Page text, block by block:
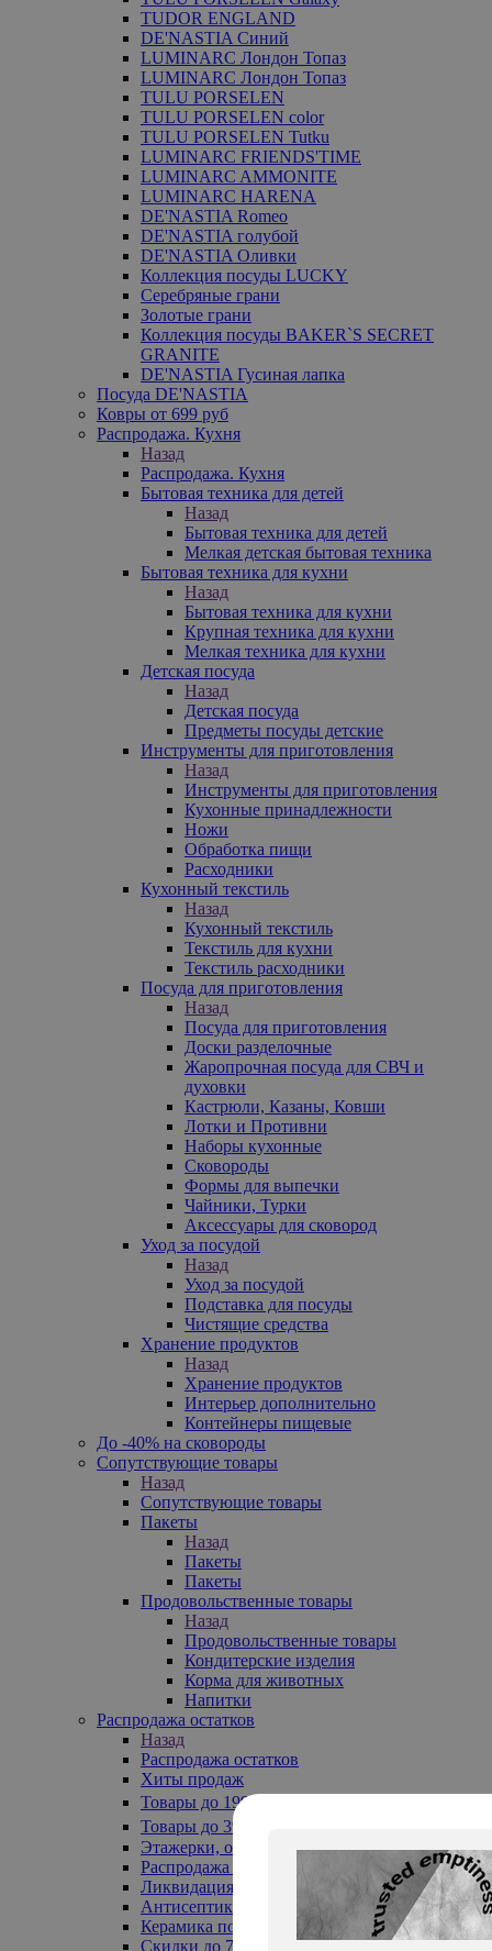
TUDOR ENGLAND
DE'NASTIA Синий
LUMINARC Лондон Топаз
LUMINARC Лондон Топаз
TULU PORSELEN
TULU PORSELEN color
TULU PORSELEN Tutku
LUMINARC FRIENDS'TIME
LUMINARC AMMONITE
LUMINARC HARENA
DE'NASTIA Romeo
DE'NASTIA голубой
DE'NASTIA Оливки
Коллекция посуды LUCKY
Серебряные грани
Золотые грани
Коллекция посуды BAKER`S SECRET
GRANITE
DE'NASTIA Гусиная лапка
Посуда DE'NASTIA
Ковры от 699 руб
Распродажа. Кухня
Назад
Распродажа. Кухня
Бытовая техника для детей
Назад
Бытовая техника для детей
Мелкая детская бытовая техника
Бытовая техника для кухни
Назад
Бытовая техника для кухни
Крупная техника для кухни
Мелкая техника для кухни
Детская посуда
Назад
Детская посуда
Предметы посуды детские
Инструменты для приготовления
Назад
Инструменты для приготовления
Кухонные принадлежности
Ножи
Обработка пищи
Расходники
Кухонный текстиль
Назад
Кухонный текстиль
Текстиль для кухни
Текстиль расходники
Посуда для приготовления
Назад
Посуда для приготовления
Доски разделочные
Жаропрочная посуда для СВЧ и
духовки
Кастрюли, Казаны, Ковши
Лотки и Противни
Наборы кухонные
Сковороды
Формы для выпечки
Чайники, Турки
Аксессуары для сковород
Уход за посудой
Назад
Уход за посудой
Подставка для посуды
Чистящие средства
Хранение продуктов
Назад
Хранение продуктов
Интерьер дополнительно
Контейнеры пищевые
До -40% на сковороды
Сопутствующие товары
Назад
Сопутствующие товары
Пакеты
Назад
Пакеты
Пакеты
Продовольственные товары
Назад
Продовольственные товары
Кондитерские изделия
Корма для животных
Напитки
Распродажа остатков
Назад
Распродажа остатков
Хиты продаж
Товары до 199₽
Товары до 399₽
Этажерки, обувницы
Распродажа текстиля до -50%
Ликвидация до -70%
Антисептики
Керамика по 129 руб
Скидки до 70%